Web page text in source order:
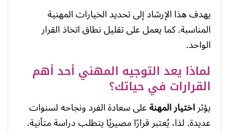
يهدف هذا الإرشاد إلى تحديد الخيارات المهنية
المناسبة. كما يعمل على تقليل نطاق اتخاذ القرار
الواحد.
لماذا يعد التوجيه المهني أحد أهم
القرارات في حياتك؟
يؤثراختيار المهنةعلى سعادة الفرد ونجاحه لسنوات
عديدة. لذا، يُعتبر قرارًا مصيريًا يتطلب دراسة متأنية.